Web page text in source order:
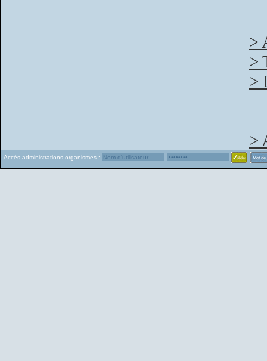
>
>
>
>
Accès administrations organismes :